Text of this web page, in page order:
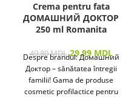
Crema pentru fata
ДОМАШНИЙ ДОКТОР
250 ml Romanita
49.80MDL 29.99 MDL
Despre brandul: Домашний
Доктор – sănătatea întregii
familii! Gama de produse
cosmetic profilactice pentru